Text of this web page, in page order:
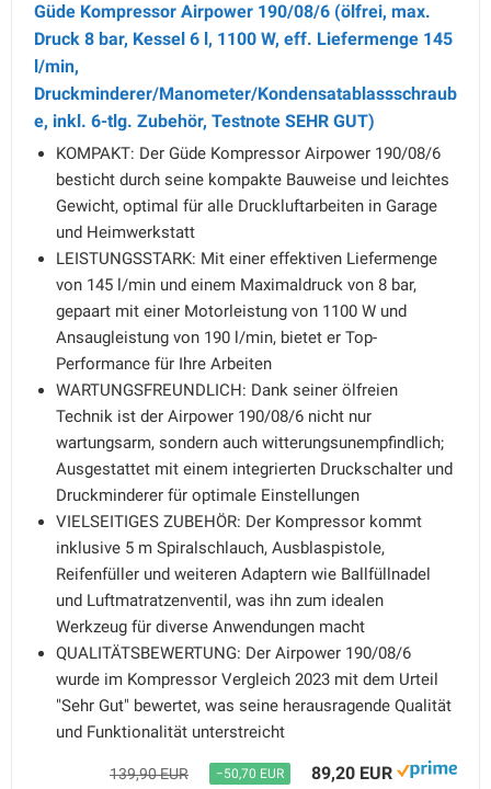
Güde Kompressor Airpower 190/08/6 (ölfrei, max.
Druck 8 bar, Kessel 6 l, 1100 W, eff. Liefermenge 145
l/min,
Druckminderer/Manometer/Kondensatablassschraub
e, inkl. 6-tlg. Zubehör, Testnote SEHR GUT)
KOMPAKT: Der Güde Kompressor Airpower 190/08/6
besticht durch seine kompakte Bauweise und leichtes
Gewicht, optimal für alle Druckluftarbeiten in Garage
und Heimwerkstatt
LEISTUNGSSTARK: Mit einer effektiven Liefermenge
von 145 l/min und einem Maximaldruck von 8 bar,
gepaart mit einer Motorleistung von 1100 W und
Ansaugleistung von 190 l/min, bietet er Top-
Performance für Ihre Arbeiten
WARTUNGSFREUNDLICH: Dank seiner ölfreien
Technik ist der Airpower 190/08/6 nicht nur
wartungsarm, sondern auch witterungsunempfindlich;
Ausgestattet mit einem integrierten Druckschalter und
Druckminderer für optimale Einstellungen
VIELSEITIGES ZUBEHÖR: Der Kompressor kommt
inklusive 5 m Spiralschlauch, Ausblaspistole,
Reifenfüller und weiteren Adaptern wie Ballfüllnadel
und Luftmatratzenventil, was ihn zum idealen
Werkzeug für diverse Anwendungen macht
QUALITÄTSBEWERTUNG: Der Airpower 190/08/6
wurde im Kompressor Vergleich 2023 mit dem Urteil
"Sehr Gut" bewertet, was seine herausragende Qualität
und Funktionalität unterstreicht
139,90 EUR −50,70 EUR 89,20 EUR